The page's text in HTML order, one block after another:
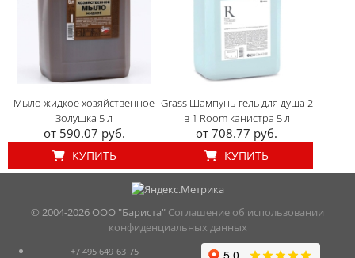
Мыло жидкое хозяйственное
Золушка 5 л
от 590.07 руб.
КУПИТЬ
Grass Шампунь-гель для душа 2
в 1 Room канистра 5 л
от 708.77 руб.
КУПИТЬ
© 2004-2026 ООО "Бариста" Соглашение об использовании
конфиденциальных данных
+7 495 649-63-75